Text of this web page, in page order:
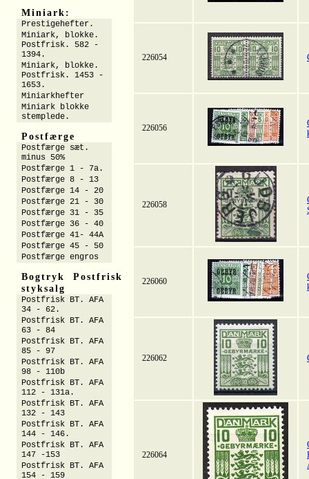
226054
226056
226058
226060
226062
226064
Miniark:
Prestigehefter.
Miniark, blokke.
Postfrisk. 582 -
1394.
Miniark, blokke.
Postfrisk. 1453 -
1653.
Miniarkhefter
Miniark blokke
stemplede.
Postfærge
Postfærge sæt.
minus 50%
Postfærge 1 - 7a.
Postfærge 8 - 13
Postfærge 14 - 20
Postfærge 21 - 30
Postfærge 31 - 35
Postfærge 36 - 40
Postfærge 41- 44A
Postfærge 45 - 50
Postfærge engros
Bogtryk Postfrisk
styksalg
Postfrisk BT. AFA
34 - 62.
Postfrisk BT. AFA
63 - 84
Postfrisk BT. AFA
85 - 97
Postfrisk BT. AFA
98 - 110b
Postfrisk BT. AFA
112 - 131a.
Postfrisk BT. AFA
132 - 143
Postfrisk BT. AFA
144 - 146.
Postfrisk BT. AFA
147 -153
Postfrisk BT. AFA
154 - 159